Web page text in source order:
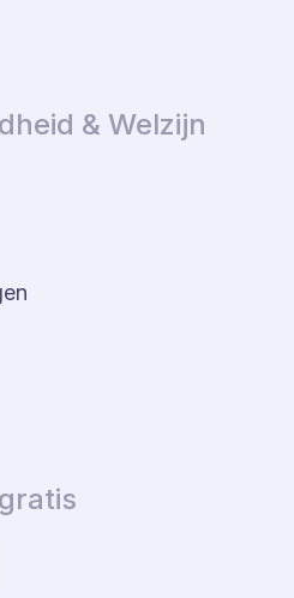
& Welzijn